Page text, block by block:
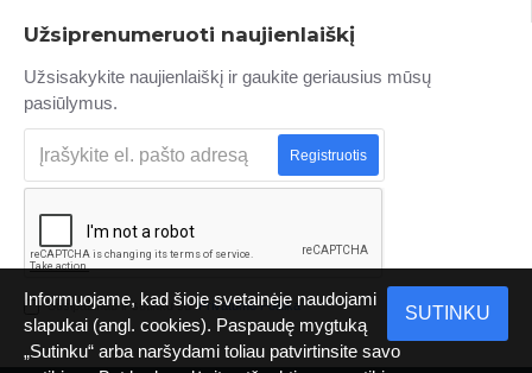
Užsiprenumeruoti naujienlaiškį
Užsisakykite naujienlaiškį ir gaukite geriausius mūsų
pasiūlymus.
Registruotis
Susipažinau ir sutinku su Privatumo Politika SUTINKU
Informuojame, kad šioje svetainėje naudojami
slapukai (angl. cookies). Paspaudę mygtuką
„Sutinku“ arba naršydami toliau patvirtinsite savo